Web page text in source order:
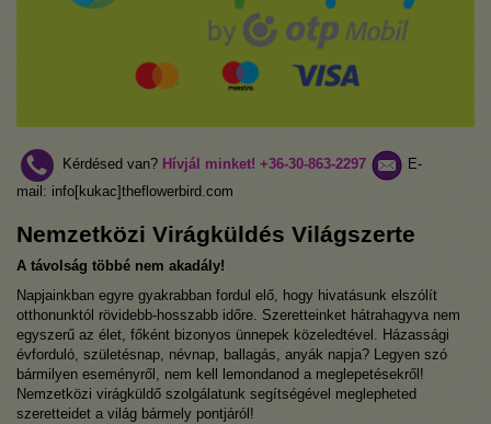
Kérdésed van? Hívjál minket! +36-30-863-2297
E-
mail: info[kukac]theflowerbird.com
Nemzetközi Virágküldés Világszerte
A távolság többé nem akadály!
Napjainkban egyre gyakrabban fordul elő, hogy hivatásunk elszólít
otthonunktól rövidebb-hosszabb időre. Szeretteinket hátrahagyva nem
egyszerű az élet, főként bizonyos ünnepek közeledtével. Házassági
évforduló, születésnap, névnap, ballagás, anyák napja? Legyen szó
bármilyen eseményről, nem kell lemondanod a meglepetésekről!
Nemzetközi virágküldő szolgálatunk segítségével meglepheted
szeretteidet a világ bármely pontjáról!